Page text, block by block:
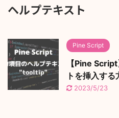
ヘルプテキスト
Pine Script
【Pine
トを挿入す
2023/5/23